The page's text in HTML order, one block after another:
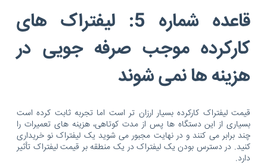
قاعده شماره 5: لیفتراک های
کارکرده موجب صرفه جویی در
هزینه ها نمی شوند
قیمت لیفتراک کارکرده بسیار ارزان تر است اما تجربه ثابت کرده است
بسیاری از این دستگاه ها پس از مدت کوتاهی، هزینه های تعمیرات را
چند برابر می کنند و در نهایت مجبور می شوید یک لیفتراک نو خریداری
کنید. در دسترس بودن یک لیفتراک در یک منطقه بر قیمت لیفتراک تأثیر
دارد.